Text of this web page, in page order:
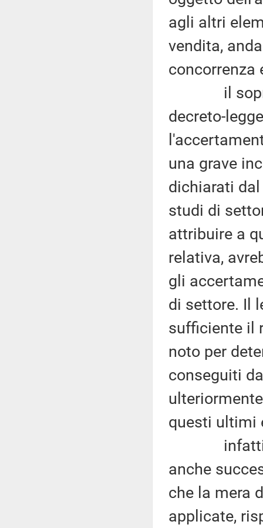
agli altri
vendita,
concorrenza
il
decreto-
una grave
dichiarati
studi di
attribuire a
relativa,
gli
di settore. Il
sufficiente il
noto per
conseguiti
questi ultimi
infatti la
anche
che la mera
applicate,